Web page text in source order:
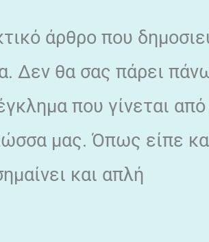
άρθρο που
Δεν θα σας πάρει
που γίνεται
μας. Όπως είπε
και απλή